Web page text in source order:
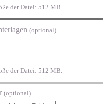
der Datei: 512 MB.
(optional)
der Datei: 512 MB.
(optional)